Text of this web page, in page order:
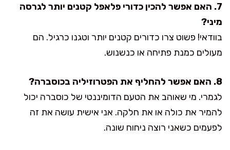
7. האם אפשר להכין כדורי פלאפל קטנים יותר לגרסה
מיני?
בוודאי! פשוט צרו כדורים קטנים יותר וטגנו כרגיל. הם
מעולים כמנת פתיחה או כנשנוש.
8. האם אפשר להחליף את הפטרוזיליה בכוסברה?
לגמרי. מי שאוהב את הטעם הדומיננטי של כוסברה יכול
להמיר את כולה או את חלקה. אני אישית עושה את זה
לפעמים כשאני רוצה ניחוח שונה.